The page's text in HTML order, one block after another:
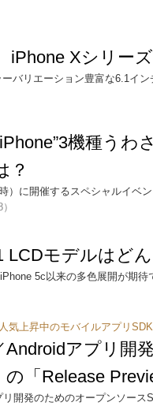
iPhone Xシリー
バリエーション豊富な6.1イ
iPhone”3機種う
？
）に開催するスペシャルイベ
LCDモデルはど
5c以来の多色展開が期待
気上昇中のモバイルアプリ
Androidアプリ開
の「Release
開発のためのオープンソース